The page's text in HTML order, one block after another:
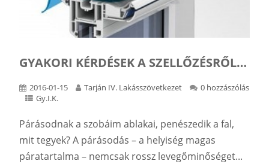
GYAKORI KÉRDÉSEK A SZELLŐZÉSRŐL…
2016-01-15 Tarján IV. Lakásszövetkezet
0 hozzászólás
Gy.I.K.
Párásodnak a szobáim ablakai, penészedik a fal,
mit tegyek? A párásodás – a helyiség magas
páratartalma – nemcsak rossz levegőminőséget...